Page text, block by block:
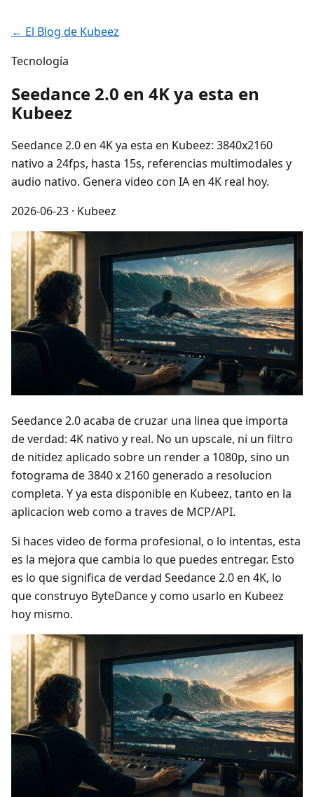
← El Blog de Kubeez
Tecnología
Seedance 2.0 en 4K ya esta en
Kubeez
Seedance 2.0 en 4K ya esta en Kubeez: 3840x2160
nativo a 24fps, hasta 15s, referencias multimodales y
audio nativo. Genera video con IA en 4K real hoy.
2026-06-23 · Kubeez
Seedance 2.0 acaba de cruzar una linea que importa
de verdad: 4K nativo y real. No un upscale, ni un filtro
de nitidez aplicado sobre un render a 1080p, sino un
fotograma de 3840 x 2160 generado a resolucion
completa. Y ya esta disponible en Kubeez, tanto en la
aplicacion web como a traves de MCP/API.
Si haces video de forma profesional, o lo intentas, esta
es la mejora que cambia lo que puedes entregar. Esto
es lo que significa de verdad Seedance 2.0 en 4K, lo
que construyo ByteDance y como usarlo en Kubeez
hoy mismo.